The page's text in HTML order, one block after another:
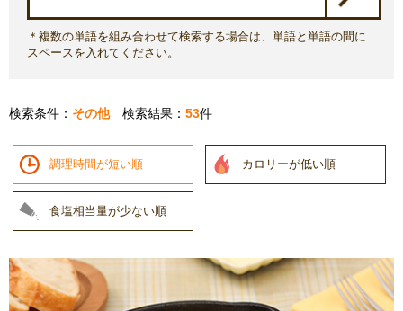
＊複数の単語を組み合わせて検索する場合は、単語と単語の間に
スペースを入れてください。
検索条件： その他 検索結果： 53件
調理時間が短い順 カロリーが低い順
食塩相当量が少ない順